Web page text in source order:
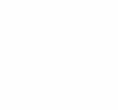
Gratis